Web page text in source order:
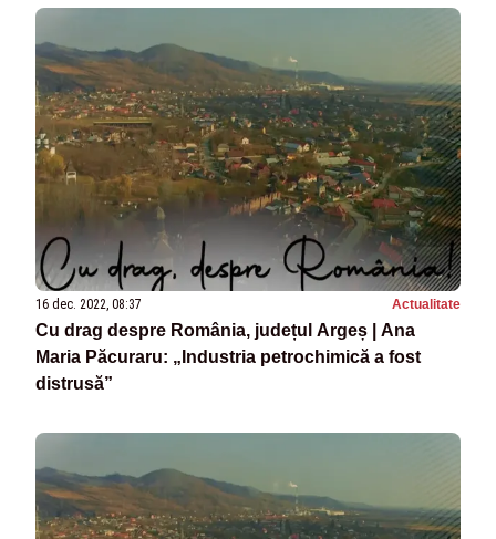
16 dec. 2022, 08:37 Actualitate
Cu drag despre România, județul Argeș | Ana
Maria Păcuraru: „Industria petrochimică a fost
distrusă”